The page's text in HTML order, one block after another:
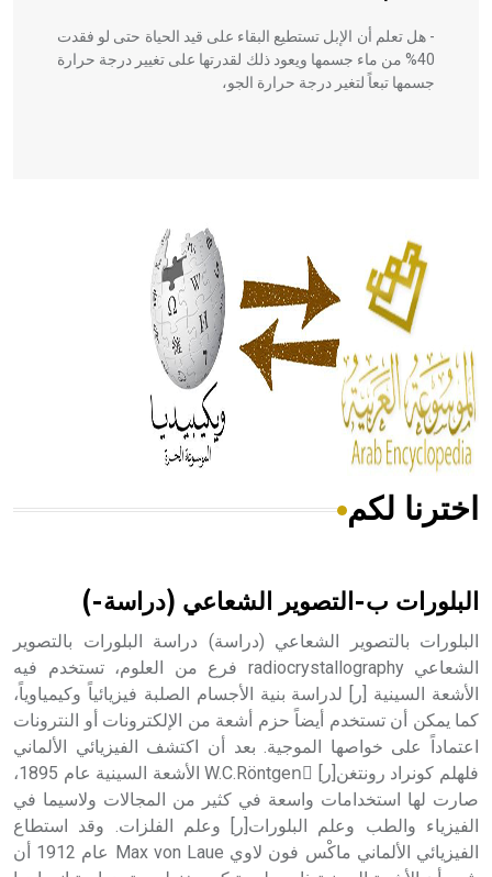
- هل تعلم أن الإبل تستطيع البقاء على قيد الحياة حتى لو فقدت
40% من ماء جسمها ويعود ذلك لقدرتها على تغيير درجة حرارة
جسمها تبعاً لتغير درجة حرارة الجو،
الحكم، الأدلة، تنظيم التغذية، ورسالته في جروح الرأس. ويعود
له الفضل بأنه حرر الطب من الدين والفلسفة.
- هل تعلم أن المرجان إفراز حيواني يتكون في البحر ويتركب
من مادة كربونات الكلسيوم، وهو أحمر أو شديد الحمرة وهو
أجود أنواعه، ويمتاز بكبر الحجم ويسمى الش
هل تعلم أن الأبسيد كلمة فرنسية اللفظ تم اعتمادها مصطلحاً
- هل تعلم أن أبجر Abgar اسم معروف جيداً يعود إلى عدد من
الملوك الذين حكموا مدينة إديسا (الرها) من أبجر الأول وحتى
التاسع، وهم ينتسبون إلى أسرة أوسروين
- هل تعلم أن الأبجدية الكنعانية تتألف من /22/ علامة كتابية
اخترنا لكم
البلورات ب-التصوير الشعاعي (دراسة-)
البلورات بالتصوير الشعاعي (دراسة) دراسة البلورات بالتصوير
الشعاعي radiocrystallography فرع من العلوم، تستخدم فيه
الأشعة السينية [ر] لدراسة بنية الأجسام الصلبة فيزيائياً وكيمياوياً،
كما يمكن أن تستخدم أيضاً حزم أشعة من الإلكترونات أو النترونات
اعتماداً على خواصها الموجية. بعد أن اكتشف الفيزيائي الألماني
فلهلم كونراد رونتغن[ر] W.C.Röntgenِ الأشعة السينية عام 1895،
صارت لها استخدامات واسعة في كثير من المجالات ولاسيما في
الفيزياء والطب وعلم البلورات[ر] وعلم الفلزات. وقد استطاع
الفيزيائي الألماني ماكْس فون لاوي Max von Laue عام 1912 أن